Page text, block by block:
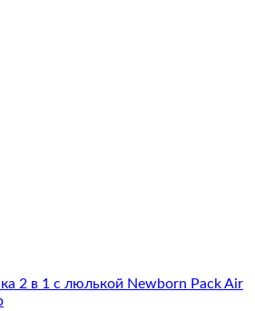
2 в 1 с люлькой Newborn Pack Air